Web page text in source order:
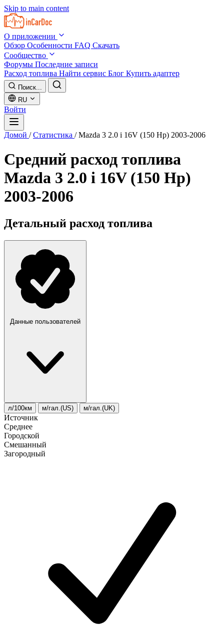
Skip to main content
О приложении
Обзор Особенности FAQ Скачать
Сообщество
Форумы Последние записи
Расход топлива Найти сервис Блог Купить адаптер
Поиск...
RU
Войти
Домой / Статистика / Mazda 3 2.0 i 16V (150 Hp) 2003-2006
Средний расход топлива
Mazda 3 2.0 i 16V (150 Hp)
2003-2006
Детальный расход топлива
Данные пользователей
л/100км м/гал.(US) м/гал.(UK)
Источник
Среднее
Городской
Смешанный
Загородный